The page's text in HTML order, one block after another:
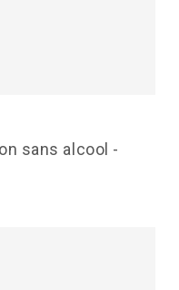
sans alcool -